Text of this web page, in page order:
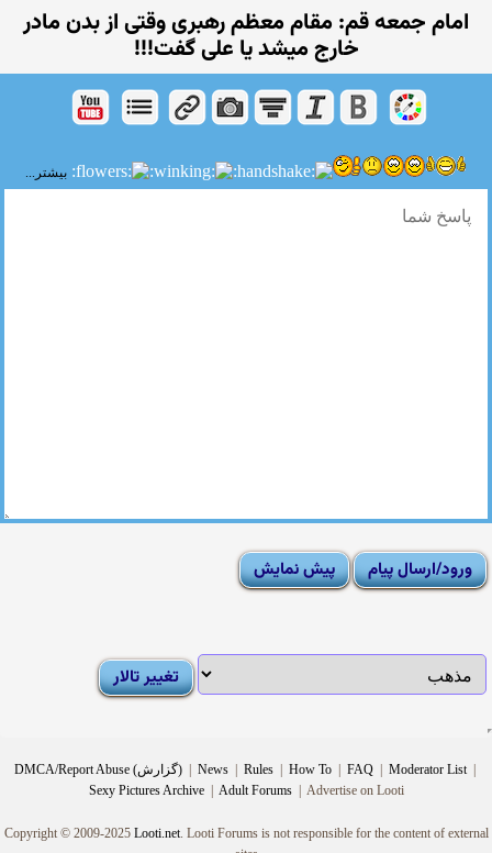
امام جمعه قم: مقام معظم رهبری وقتی از بدن مادر
خارج میشد یا علی گفت!!!
بیشتر...
DMCA/Report Abuse (گزارش) | News | Rules | How To | FAQ | Moderator List |
Sexy Pictures Archive | Adult Forums |Advertise on Looti
Copyright © 2009-2025 Looti.net. Looti Forums is not responsible for the content of external